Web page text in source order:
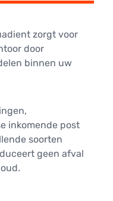
zorgt voor
door
binnen uw
inkomende post
soorten
geen afval